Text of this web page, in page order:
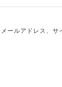
ールアドレス、サ